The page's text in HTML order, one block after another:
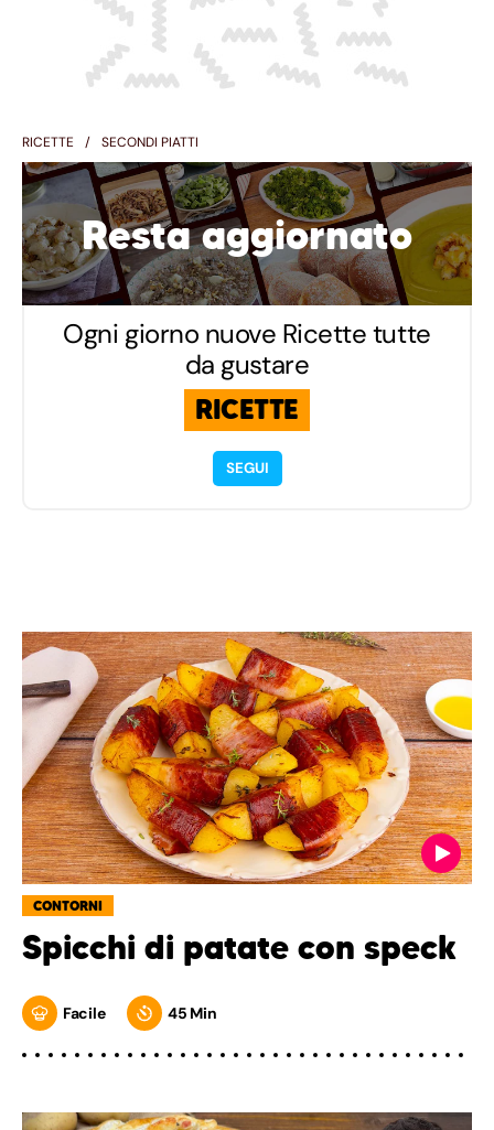
RICETTE SECONDI PIATTI
Resta aggiornato
Ogni giorno nuove Ricette tutte
da gustare
RICETTE
SEGUI
CONTORNI
Spicchi di patate con speck
Facile 45 Min